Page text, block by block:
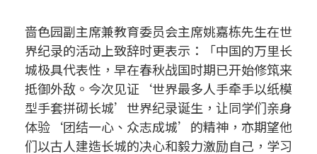
啬色园副主席兼教育委员会主席姚嘉栋先生在世
界纪录的活动上致辞时更表示：「中国的万里长
城极具代表性，早在春秋战国时期已开始修筑来
抵御外敌。今次见证‘世界最多人手牵手以纸模
型手套拼砌长城’世界纪录诞生，让同学们亲身
体验‘团结一心、众志成城’的精神，亦期望他
们以古人建造长城的决心和毅力激励自己，学习